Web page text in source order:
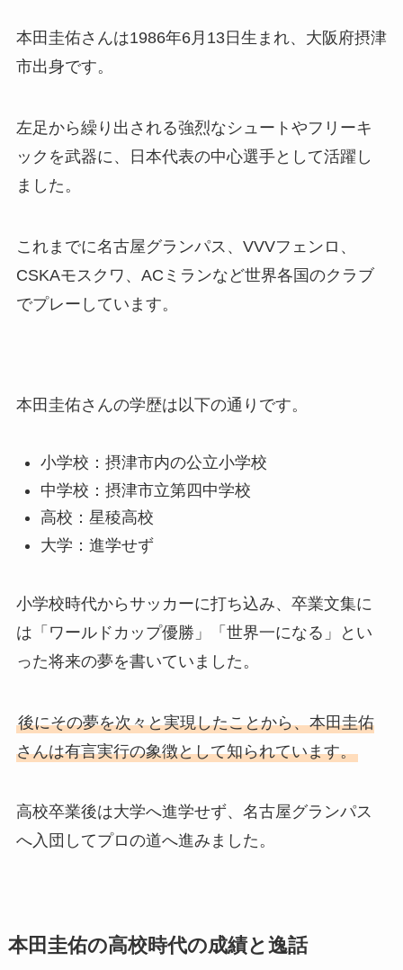
本田圭佑さんは1986年6月13日生まれ、大阪府摂津
市出身です。
左足から繰り出される強烈なシュートやフリーキ
ックを武器に、日本代表の中心選手として活躍し
ました。
これまでに名古屋グランパス、VVVフェンロ、
CSKAモスクワ、ACミランなど世界各国のクラブ
でプレーしています。
本田圭佑さんの学歴は以下の通りです。
小学校：摂津市内の公立小学校
中学校：摂津市立第四中学校
高校：星稜高校
大学：進学せず
小学校時代からサッカーに打ち込み、卒業文集に
は「ワールドカップ優勝」「世界一になる」とい
った将来の夢を書いていました。
後にその夢を次々と実現したことから、本田圭佑
さんは有言実行の象徴として知られています。
高校卒業後は大学へ進学せず、名古屋グランパス
へ入団してプロの道へ進みました。
本田圭佑の高校時代の成績と逸話